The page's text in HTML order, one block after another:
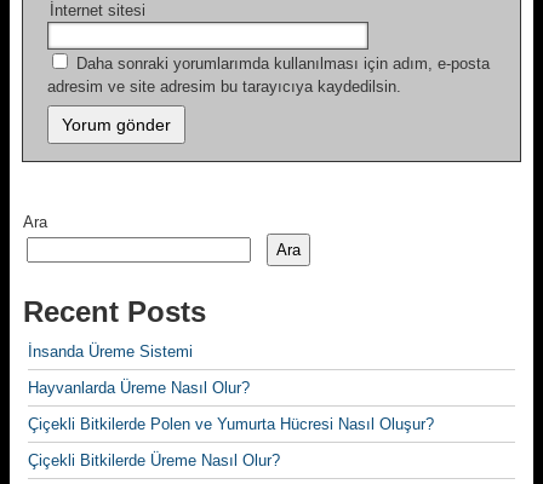
İnternet sitesi
Daha sonraki yorumlarımda kullanılması için adım, e-posta
adresim ve site adresim bu tarayıcıya kaydedilsin.
Ara
Ara
Recent Posts
İnsanda Üreme Sistemi
Hayvanlarda Üreme Nasıl Olur?
Çiçekli Bitkilerde Polen ve Yumurta Hücresi Nasıl Oluşur?
Çiçekli Bitkilerde Üreme Nasıl Olur?